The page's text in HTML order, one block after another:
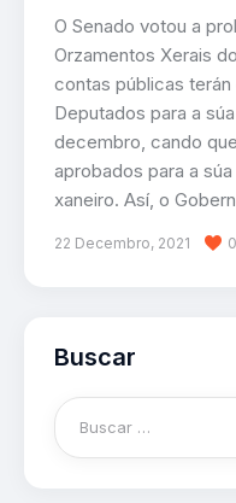
O Senado votou a
Orzamentos Xerais
contas públicas
Deputados para a
decembro, cando
aprobados para a
xaneiro. Así, o
22 Decembro, 2021 0
Buscar